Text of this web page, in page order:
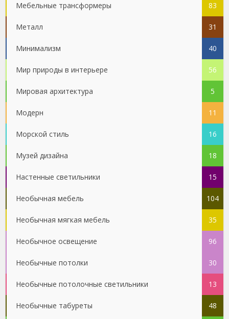
Мебельные трансформеры 83
Металл 31
Минимализм 40
Мир природы в интерьере 56
Мировая архитектура 5
Модерн 11
Морской стиль 16
Музей дизайна 18
Настенные светильники 15
Необычная мебель 104
Необычная мягкая мебель 35
Необычное освещение 96
Необычные потолки 30
Необычные потолочные светильники 13
Необычные табуреты 48